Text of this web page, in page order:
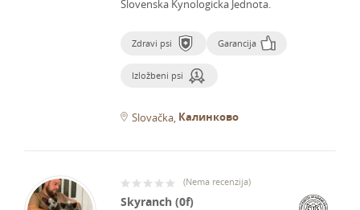
Slovenska Kynologicka Jednota.
Zdravi psi Garancija
Izložbeni psi
Slovačka Калинково
(Nema recenzija)
Skyranch (0f)